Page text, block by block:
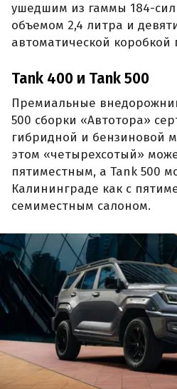
ушедшим из гаммы 184-
объемом 2,4 литра и
автоматической коробкой
Tank 400 и Tank 500
Премиальные
500 сборки «Автотора»
гибридной и бензиновой
этом «четырехсотый»
пятиместным, а Tank 500
Калининграде как с
семиместным салоном.